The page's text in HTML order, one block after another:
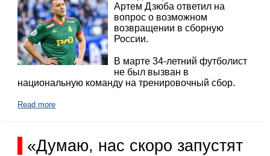
Артем Дзюба ответил на
вопрос о возможном
возвращении в сборную
России.
В марте 34-летний футболист
не был вызван в
национальную команду на тренировочный сбор.
Read more
«Думаю, нас скоро запустят